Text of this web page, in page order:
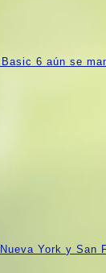
6 aún se
York y San